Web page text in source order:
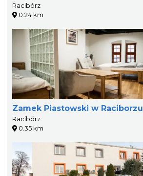
Racibórz
0.24 km
Zamek Piastowski w Raciborzu
Racibórz
0.35 km